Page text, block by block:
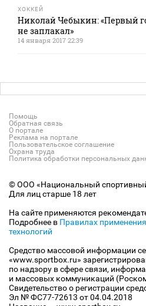
ХОККЕЙ
Николай Чебыкин: «Первый
не заплакал»
14 января 2017 22:39
Помощь
Обратная связь
О портале
Реклама на портале
Пользовательское соглашение
Охрана труда
Политика обработки персональных
© ООО «Национальный
Для лиц старше 18 лет
На сайте применяются
Подробнее в Правилах
технологий
Средство массовой информации
«www.sportbox.ru»
по надзору в сфере связи,
и массовых коммуникаций
Свидетельство о регистрации
Эл № ФС77-72613 от 04.04.2018